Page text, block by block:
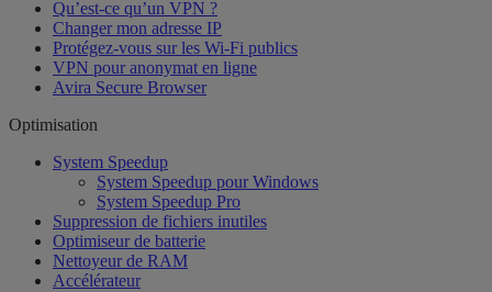
Qu’est-ce qu’un VPN ?
Changer mon adresse IP
Protégez-vous sur les Wi-Fi publics
VPN pour anonymat en ligne
Avira Secure Browser
Optimisation
System Speedup
System Speedup pour Windows
System Speedup Pro
Suppression de fichiers inutiles
Optimiseur de batterie
Nettoyeur de RAM
Accélérateur